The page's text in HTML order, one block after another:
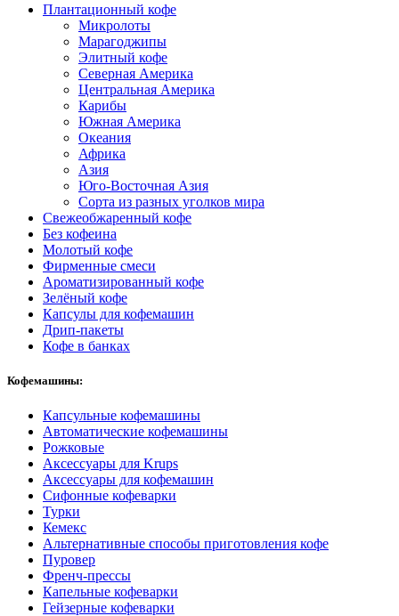
Плантационный кофе
Микролоты
Марагоджипы
Элитный кофе
Северная Америка
Центральная Америка
Карибы
Южная Америка
Океания
Африка
Азия
Юго-Восточная Азия
Сорта из разных уголков мира
Свежеобжаренный кофе
Без кофеина
Молотый кофе
Фирменные смеси
Ароматизированный кофе
Зелёный кофе
Капсулы для кофемашин
Дрип-пакеты
Кофе в банках
Кофемашины:
Капсульные кофемашины
Автоматические кофемашины
Рожковые
Аксессуары для Krups
Аксессуары для кофемашин
Сифонные кофеварки
Турки
Кемекс
Альтернативные способы приготовления кофе
Пуровер
Френч-прессы
Капельные кофеварки
Гейзерные кофеварки